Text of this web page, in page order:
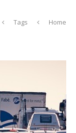
Home
Tags